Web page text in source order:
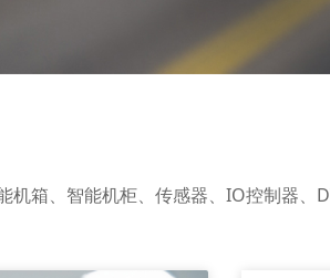
机箱、智能机柜、传感器、IO控制器